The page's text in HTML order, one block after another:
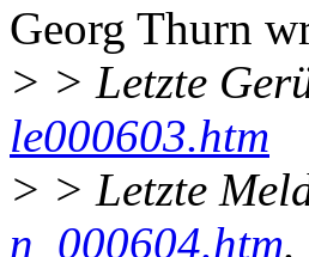
Georg Thurn
> > Letzte
le000603.htm
> > Letzte
n_000604.htm.